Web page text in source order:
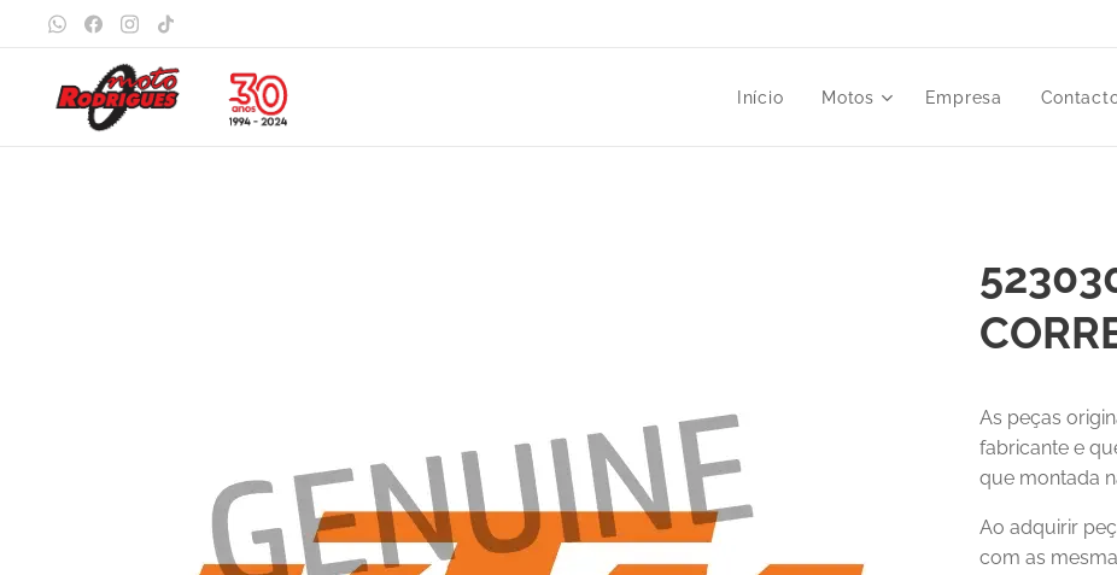
Início Motos Empresa
As peças
fabricante e
que montada
Ao adquirir
com as